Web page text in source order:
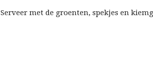
Serveer met de groenten, spekjes en